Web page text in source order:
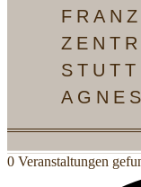
AGNES
0 Veranstaltungen